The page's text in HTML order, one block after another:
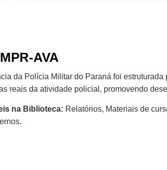
AVA
da Polícia Militar do Paraná foi
reais da atividade policial, promovendo
na Biblioteca: Relatórios, Materiais de